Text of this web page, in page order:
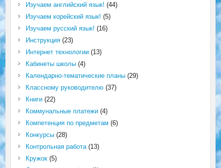
Изучаем английский язык! (44)
Изучаем корейский язык! (5)
Изучаем русский язык! (16)
Инструкция(23)
Интернет технологии(13)
Кабинеты школы(4)
Календарно-тематические планы(29)
Классному руководителю(37)
Книги(22)
Коммунальные платежи(4)
Компетенция по предметам (6)
Конкурсы(28)
Контрольная работа(13)
Кружок(5)